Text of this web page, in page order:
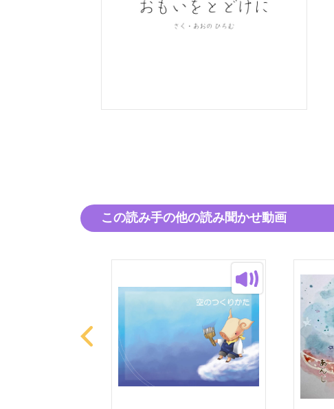
この読み手の他の読み聞かせ動画